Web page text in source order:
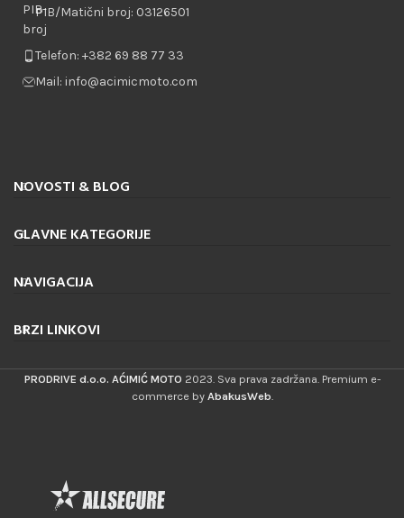
PIB/Matični broj: 03126501
Telefon: +382 69 88 77 33
Mail: info@acimicmoto.com
NOVOSTI & BLOG
GLAVNE KATEGORIJE
NAVIGACIJA
BRZI LINKOVI
PRODRIVE d.o.o. AĆIMIĆ MOTO 2023. Sva prava zadržana. Premium e-
commerce by AbakusWeb.